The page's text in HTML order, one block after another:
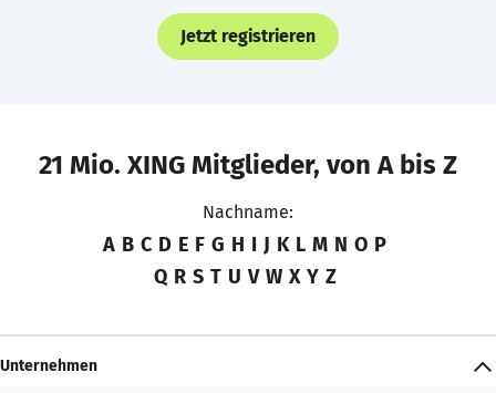
Jetzt registrieren
21 Mio. XING Mitglieder, von A bis Z
Nachname:
A B C D E F G H I J K L M N O P
Q R S T U V W X Y Z
Unternehmen